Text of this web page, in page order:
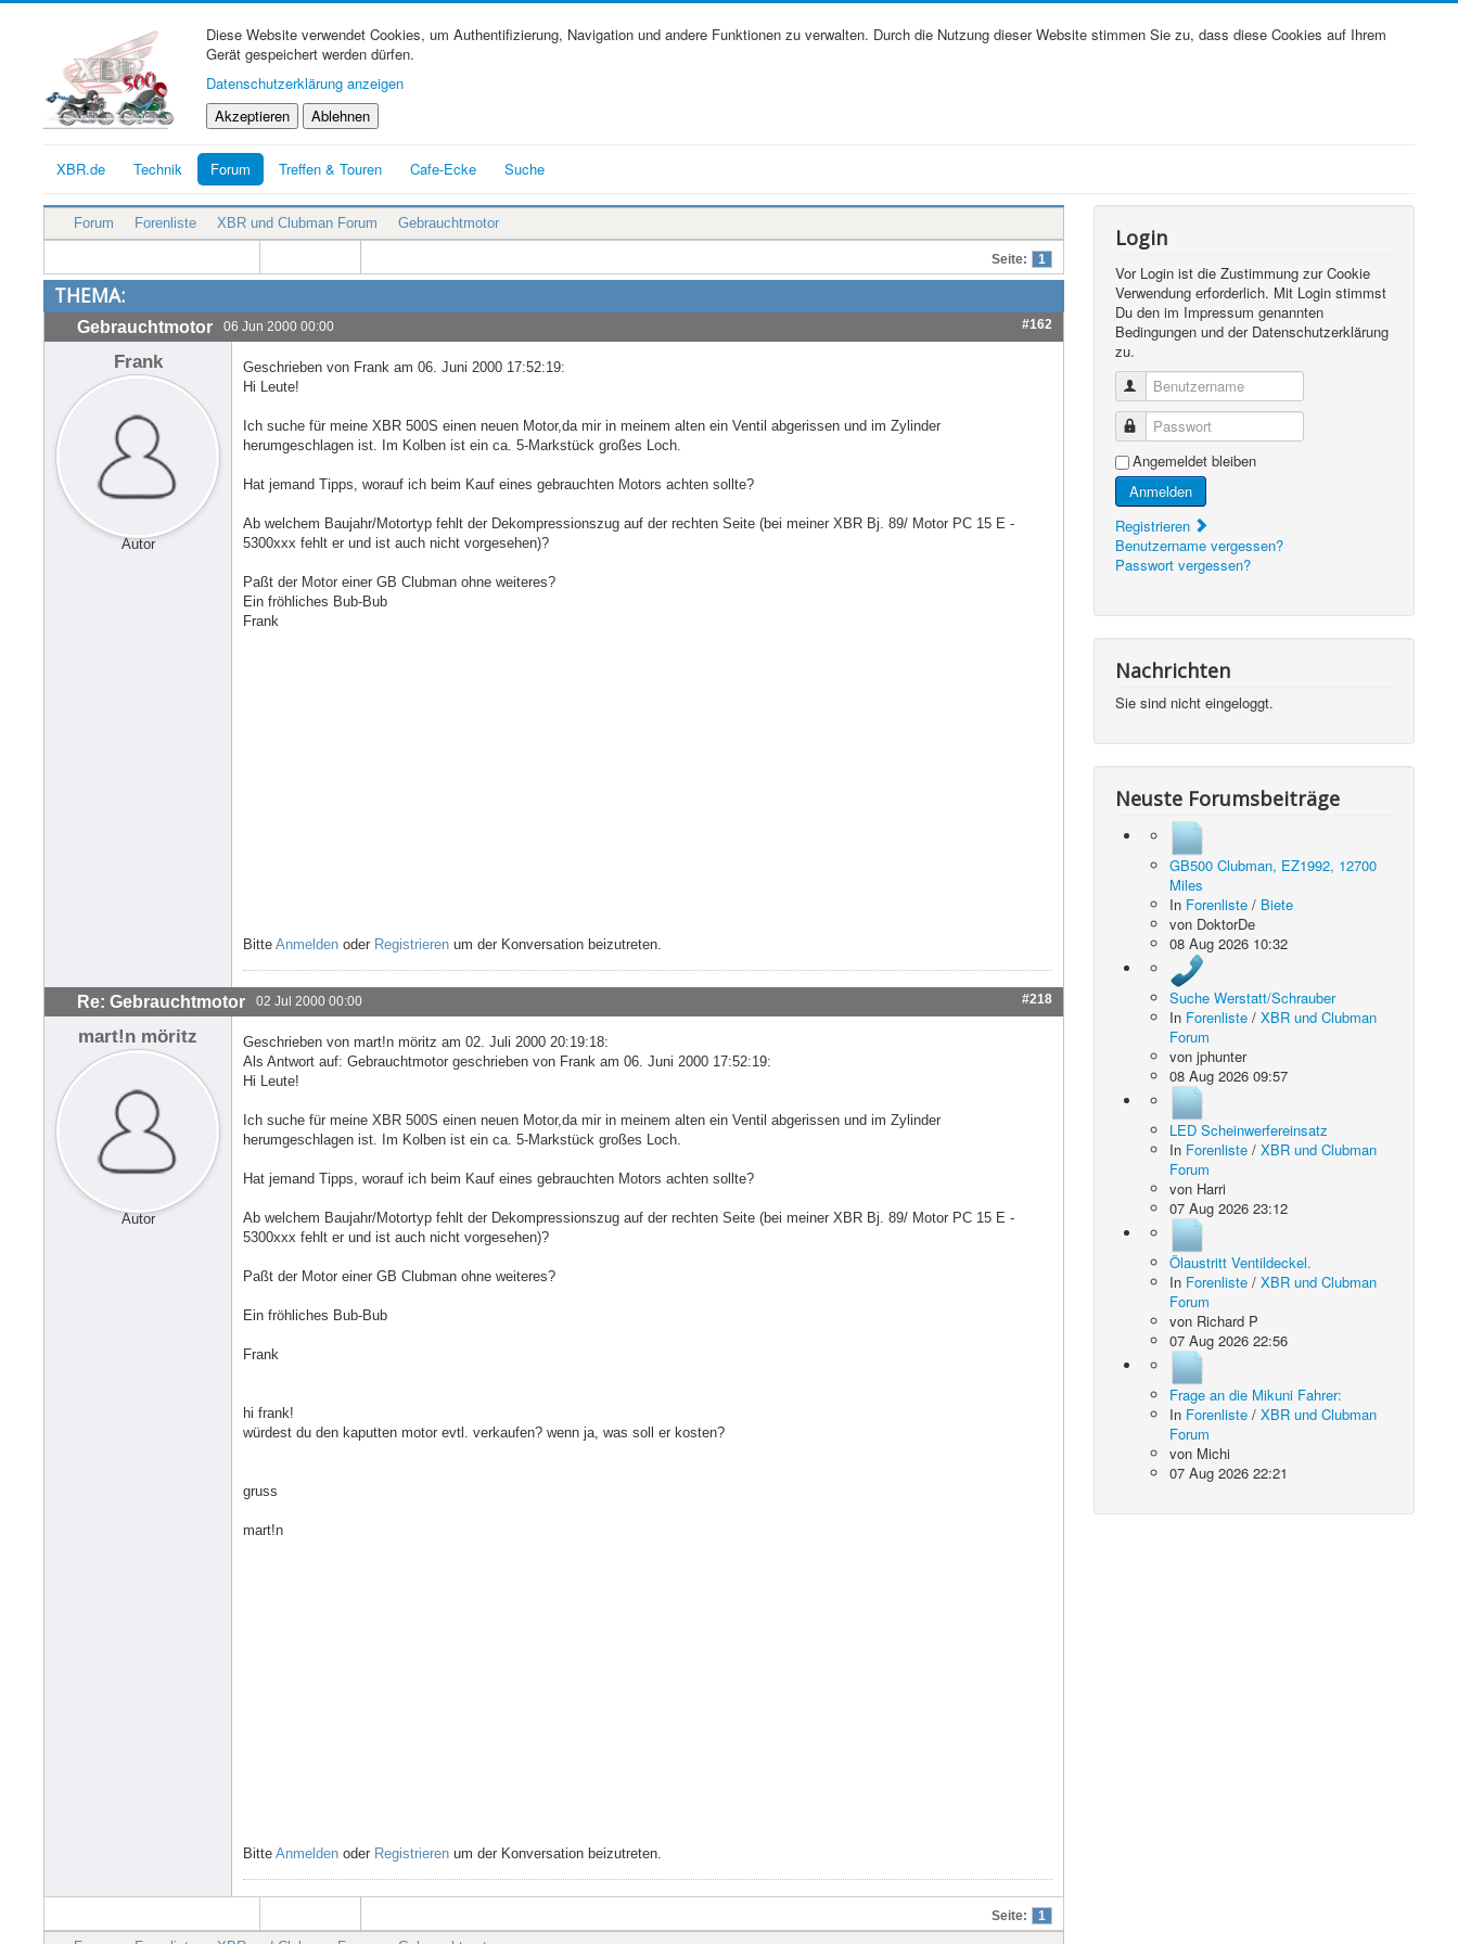
Diese Website verwendet Cookies, um Authentifizierung, Navigation und andere Funktionen zu verwalten. Durch die Nutzung dieser Website stimmen Sie zu, dass diese Cookies auf Ihrem
Gerät gespeichert werden dürfen.
Datenschutzerklärung anzeigen
Akzeptieren
Ablehnen
XBR.de Technik Forum Treffen & Touren Cafe-Ecke Suche
Forum Forenliste XBR und Clubman Forum Gebrauchtmotor
Seite: 1
THEMA:
Gebrauchtmotor 06 Jun 2000 00:00 #162
Frank
Autor
Geschrieben von Frank am 06. Juni 2000 17:52:19:
Hi Leute!
Ich suche für meine XBR 500S einen neuen Motor,da mir in meinem alten ein Ventil abgerissen und im Zylinder
herumgeschlagen ist. Im Kolben ist ein ca. 5-Markstück großes Loch.
Hat jemand Tipps, worauf ich beim Kauf eines gebrauchten Motors achten sollte?
Ab welchem Baujahr/Motortyp fehlt der Dekompressionszug auf der rechten Seite (bei meiner XBR Bj. 89/ Motor PC 15 E -
5300xxx fehlt er und ist auch nicht vorgesehen)?
Paßt der Motor einer GB Clubman ohne weiteres?
Ein fröhliches Bub-Bub
Frank
Bitte Anmelden oder Registrieren um der Konversation beizutreten.
Re: Gebrauchtmotor 02 Jul 2000 00:00 #218
mart!n möritz
Autor
Geschrieben von mart!n möritz am 02. Juli 2000 20:19:18:
Als Antwort auf: Gebrauchtmotor geschrieben von Frank am 06. Juni 2000 17:52:19:
Hi Leute!
Ich suche für meine XBR 500S einen neuen Motor,da mir in meinem alten ein Ventil abgerissen und im Zylinder
herumgeschlagen ist. Im Kolben ist ein ca. 5-Markstück großes Loch.
Hat jemand Tipps, worauf ich beim Kauf eines gebrauchten Motors achten sollte?
Ab welchem Baujahr/Motortyp fehlt der Dekompressionszug auf der rechten Seite (bei meiner XBR Bj. 89/ Motor PC 15 E -
5300xxx fehlt er und ist auch nicht vorgesehen)?
Paßt der Motor einer GB Clubman ohne weiteres?
Ein fröhliches Bub-Bub
Frank
hi frank!
würdest du den kaputten motor evtl. verkaufen? wenn ja, was soll er kosten?
gruss
mart!n
Bitte Anmelden oder Registrieren um der Konversation beizutreten.
Seite: 1
Login
Vor Login ist die Zustimmung zur Cookie
Verwendung erforderlich. Mit Login stimmst
Du den im Impressum genannten
Bedingungen und der Datenschutzerklärung
zu.
Benutzername
Passwort
Angemeldet bleiben
Anmelden
Registrieren
Benutzername vergessen?
Passwort vergessen?
Nachrichten
Sie sind nicht eingeloggt.
Neuste Forumsbeiträge
GB500 Clubman, EZ1992, 12700
Miles
In Forenliste / Biete
von DoktorDe
08 Aug 2026 10:32
Suche Werstatt/Schrauber
In Forenliste /XBR und Clubman
Forum
vonjphunter
08 Aug 2026 09:57
LED Scheinwerfereinsatz
In Forenliste /XBR und Clubman
Forum
von Harri
07 Aug 2026 23:12
Ölaustritt Ventildeckel.
In Forenliste /XBR und Clubman
Forum
von Richard P
07 Aug 2026 22:56
Frage an die Mikuni Fahrer:
In Forenliste /XBR und Clubman
Forum
von Michi
07 Aug 2026 22:21